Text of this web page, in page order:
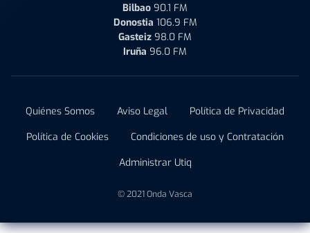
Bilbao 90.1 FM
Donostia 106.9 FM
Gasteiz 98.0 FM
Iruña 96.0 FM
Quiénes Somos Aviso Legal
Política de Privacidad
Política de Cookies
Condiciones de uso y Contratación
Administrar Utiq
© 2021 Onda Vasca